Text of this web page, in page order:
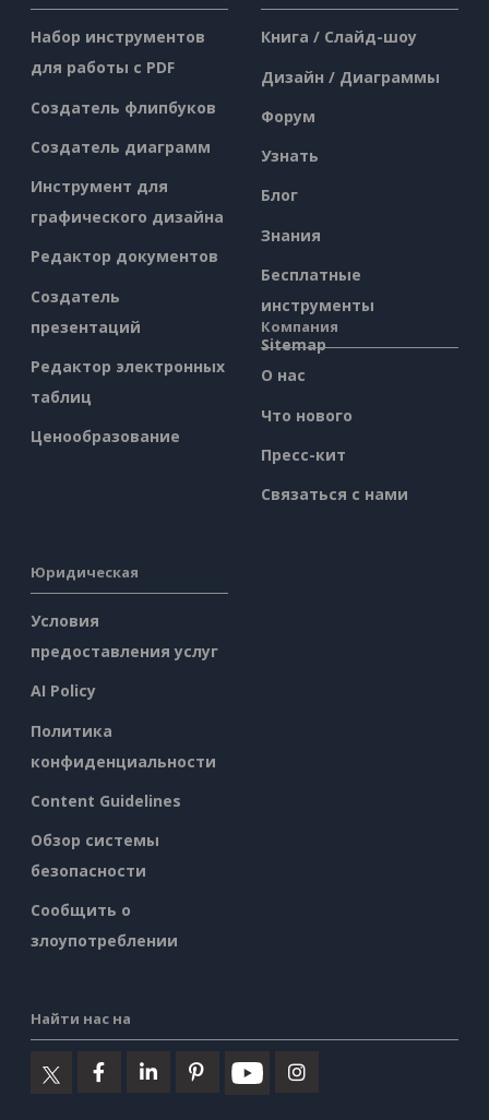
Набор инструментов
для работы с PDF
Создатель флипбуков
Создатель диаграмм
Инструмент для
графического дизайна
Редактор документов
Создатель
презентаций
Редактор электронных
таблиц
Ценообразование
Книга / Слайд-шоу
Дизайн / Диаграммы
Форум
Узнать
Блог
Знания
Бесплатные
инструменты
Sitemap
Компания
О нас
Что нового
Пресс-кит
Связаться с нами
Юридическая
Условия
предоставления услуг
AI Policy
Политика
конфиденциальности
Content Guidelines
Обзор системы
безопасности
Сообщить о
злоупотреблении
Найти нас на